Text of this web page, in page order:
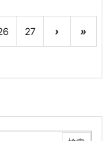
27 › »